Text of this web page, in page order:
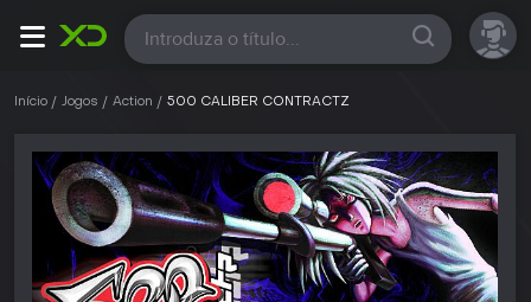
Todas
Início Jogos Action 500 CALIBER CONTRACTZ